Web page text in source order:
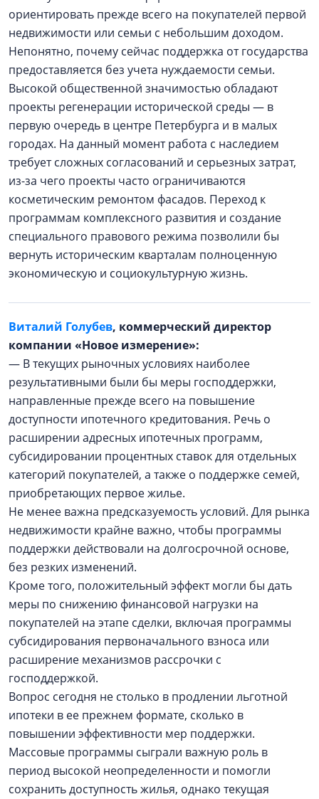
ориентировать прежде всего на покупателей первой
недвижимости или семьи с небольшим доходом.
Непонятно, почему сейчас поддержка от государства
предоставляется без учета нуждаемости семьи.
Высокой общественной значимостью обладают
проекты регенерации исторической среды — в
первую очередь в центре Петербурга и в малых
городах. На данный момент работа с наследием
требует сложных согласований и серьезных затрат,
из-за чего проекты часто ограничиваются
косметическим ремонтом фасадов. Переход к
программам комплексного развития и создание
специального правового режима позволили бы
вернуть историческим кварталам полноценную
экономическую и социокультурную жизнь.
Виталий Голубев, коммерческий директор
компании «Новое измерение»:
— В текущих рыночных условиях наиболее
результативными были бы меры господдержки,
направленные прежде всего на повышение
доступности ипотечного кредитования. Речь о
расширении адресных ипотечных программ,
субсидировании процентных ставок для отдельных
категорий покупателей, а также о поддержке семей,
приобретающих первое жилье.
Не менее важна предсказуемость условий. Для рынка
недвижимости крайне важно, чтобы программы
поддержки действовали на долгосрочной основе,
без резких изменений.
Кроме того, положительный эффект могли бы дать
меры по снижению финансовой нагрузки на
покупателей на этапе сделки, включая программы
субсидирования первоначального взноса или
расширение механизмов рассрочки с
господдержкой.
Вопрос сегодня не столько в продлении льготной
ипотеки в ее прежнем формате, сколько в
повышении эффективности мер поддержки.
Массовые программы сыграли важную роль в
период высокой неопределенности и помогли
сохранить доступность жилья, однако текущая